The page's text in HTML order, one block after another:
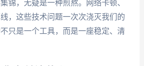
锦，无疑是一种煎熬。网络卡顿、
，这些技术问题一次次浇灭我们的
只是一个工具，而是一座稳定、清